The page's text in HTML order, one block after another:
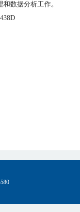
数据分析工作。